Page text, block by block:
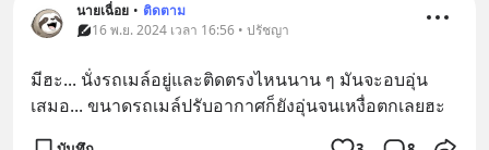
นายเฉื่อย • ติดตาม
16 พ.ย. 2024 เวลา 16:56 • ปรัชญา
มีฮะ... นั่งรถเมล์อยู่และติดตรงไหนนาน ๆ มันจะอบอุ่น
เสมอ... ขนาดรถเมล์ปรับอากาศก็ยังอุ่นจนเหงื่อตกเลยฮะ